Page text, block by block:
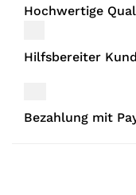
Hochwertige
Hilfsbereiter
Bezahlung mit